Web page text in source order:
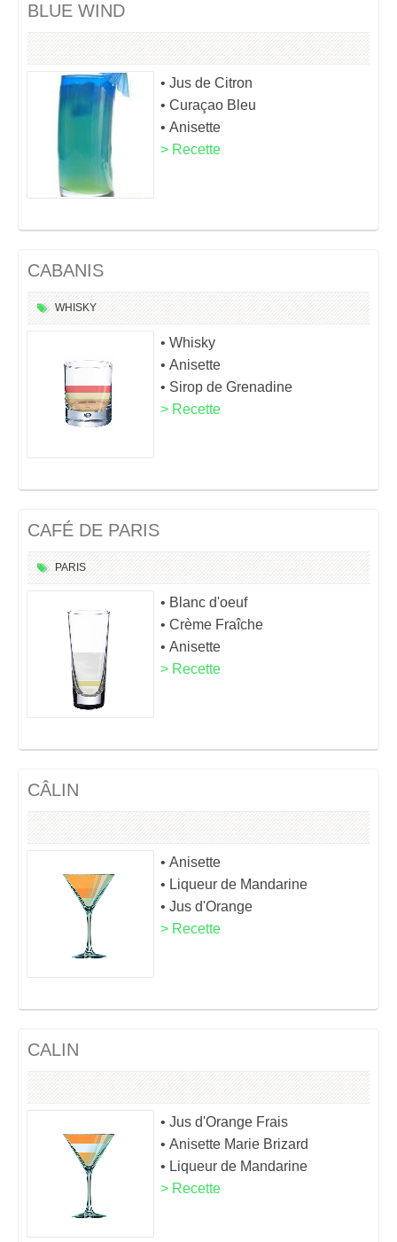
BLUE WIND
• Jus de Citron
• Curaçao Bleu
• Anisette
> Recette
CABANIS
WHISKY
• Whisky
• Anisette
• Sirop de Grenadine
> Recette
CAFÉ DE PARIS
PARIS
• Blanc d'oeuf
• Crème Fraîche
• Anisette
> Recette
CÂLIN
• Anisette
• Liqueur de Mandarine
• Jus d'Orange
> Recette
CALIN
• Jus d'Orange Frais
• Anisette Marie Brizard
• Liqueur de Mandarine
> Recette